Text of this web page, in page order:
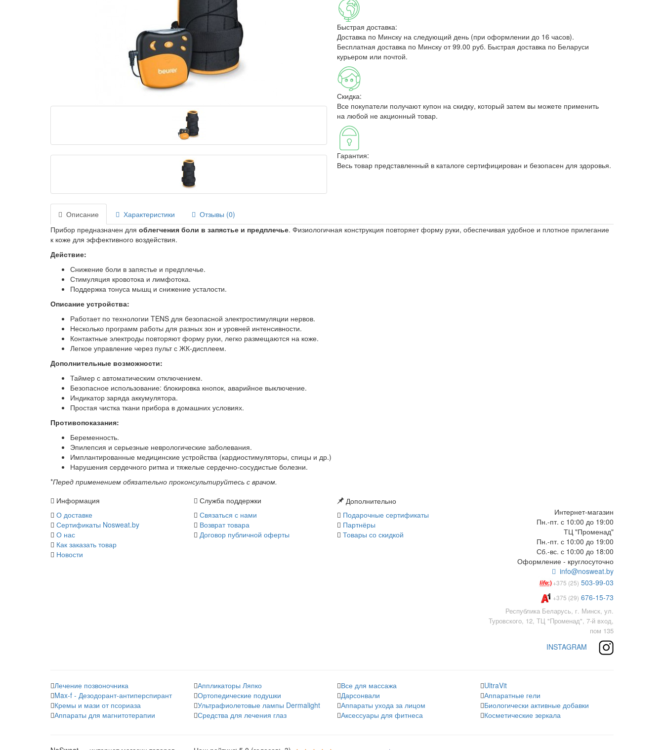
Быстрая доставка:
Доставка по Минску на следующий день (при оформлении до 16 часов).
Бесплатная доставка по Минску от 99.00 руб. Быстрая доставка по Беларуси
курьером или почтой.
Скидка:
Все покупатели получают купон на скидку, который затем вы можете применить
на любой не акционный товар.
Гарантия:
Весь товар представленный в каталоге сертифицирован и безопасен для здоровья.
Описание Характеристики
Отзывы (0)
Прибор предназначен для облегчения боли в запястье и предплечье. Физиологичная конструкция повторяет форму руки, обеспечивая удобное и плотное прилегание
к коже для эффективного воздействия.
Действие:
Снижение боли в запястье и предплечье.
Стимуляция кровотока и лимфотока.
Поддержка тонуса мышц и снижение усталости.
Описание устройства:
Работает по технологии TENS для безопасной электростимуляции нервов.
Несколько программ работы для разных зон и уровней интенсивности.
Контактные электроды повторяют форму руки, легко размещаются на коже.
Легкое управление через пульт с ЖК‑дисплеем.
Дополнительные возможности:
Таймер с автоматическим отключением.
Безопасное использование: блокировка кнопок, аварийное выключение.
Индикатор заряда аккумулятора.
Простая чистка ткани прибора в домашних условиях.
Противопоказания:
Беременность.
Эпилепсия и серьезные неврологические заболевания.
Имплантированные медицинские устройства (кардиостимуляторы, спицы и др.)
Нарушения сердечного ритма и тяжелые сердечно‑сосудистые болезни.
*Перед применением обязательно проконсультируйтесь с врачом.
Информация
О доставке
Сертификаты Nosweat.by
О нас
Как заказать товар
Новости
Служба поддержки
Связаться с нами
Возврат товара
Договор публичной оферты
Дополнительно
Подарочные сертификаты
Партнёры
Товары со скидкой
Интернет-магазин
Пн.-пт. с 10:00 до 19:00
ТЦ "Променад"
Пн.-пт. с 10:00 до 19:00
Сб.-вс. с 10:00 до 18:00
Оформление - круглосуточно
info@nosweat.by
+375 (25) 503-99-03
+375 (29) 676-15-73
Республика Беларусь, г. Минск, ул.
Туровского, 12, ТЦ "Променад", 7-й вход,
пом 135
INSTAGRAM
Лечение позвоночника
Max-f - Дезодорант-антиперспирант
Кремы и мази от псориаза
Аппараты для магнитотерапии
Аппликаторы Ляпко
Ортопедические подушки
Ультрафиолетовые лампы Dermalight
Средства для лечения глаз
Все для массажа
Дарсонвали
Аппараты ухода за лицом
Аксессуары для фитнеса
UltraVit
Аппаратные гели
Биологически активные добавки
Косметические зеркала